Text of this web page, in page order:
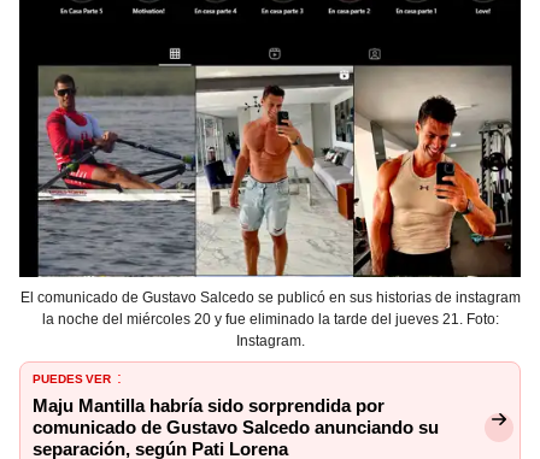
El comunicado de Gustavo Salcedo se publicó en sus historias de instagram
la noche del miércoles 20 y fue eliminado la tarde del jueves 21. Foto:
Instagram.
PUEDES VER :
Maju Mantilla habría sido sorprendida por
comunicado de Gustavo Salcedo anunciando su
separación, según Pati Lorena